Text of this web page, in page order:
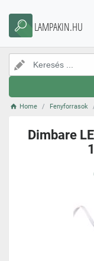
LAMPAKIN.HU
Home Fenyforrasok
Dimbare